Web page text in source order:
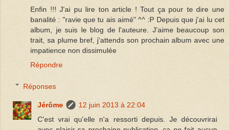
Enfin !!! J'ai pu lire ton article ! Tout ça pour te dire une
banalité : "ravie que tu ais aimé" ^^ :P Depuis que j'ai lu cet
album, je suis le blog de l'auteure. J'aime beaucoup son
trait, sa plume bref, j'attends son prochain album avec une
impatience non dissimulée
Répondre
Réponses
Jérôme
12 juin 2013 à 22:04
C'est vrai qu'elle n'a ressorti depuis. Je découvrirai